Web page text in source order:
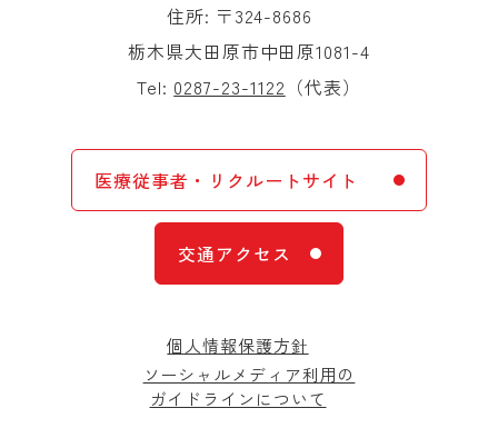
住所: 〒324-8686
栃木県大田原市中田原1081-4
Tel: 0287-23-1122 （代表）
医療従事者・リクルートサイト
交通アクセス
個人情報保護方針
ソーシャルメディア利用の
ガイドラインについて